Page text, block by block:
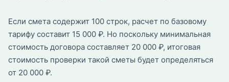
Если смета содержит 100 строк, расчет по базовому
тарифу составит 15 000 ₽. Но поскольку минимальная
стоимость договора составляет 20 000 ₽, итоговая
стоимость проверки такой сметы будет определяться
от 20 000 ₽.